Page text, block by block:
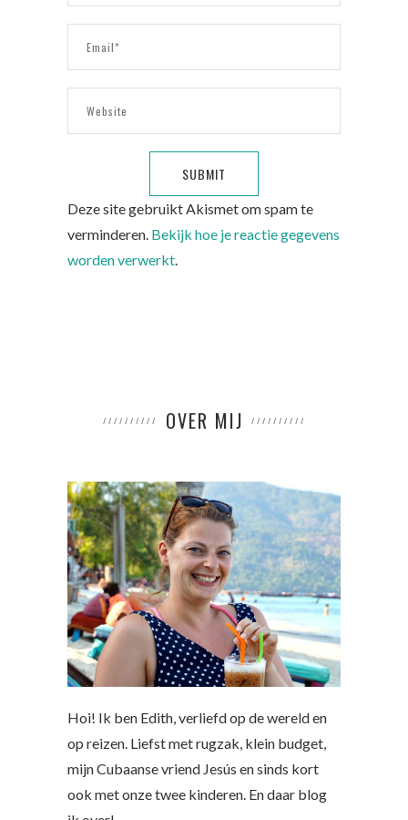
Deze site gebruikt Akismet om spam te
verminderen. Bekijk hoe je reactie gegevens
worden verwerkt
OVER MIJ
Hoi! Ik ben Edith, verliefd op de wereld en
op reizen. Liefst met rugzak, klein budget,
mijn Cubaanse vriend Jesús en sinds kort
ook met onze twee kinderen. En daar blog